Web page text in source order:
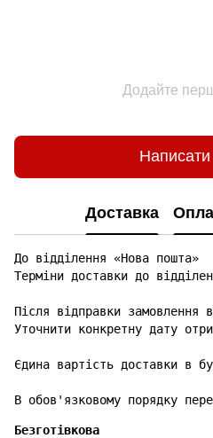
Додайте
Написати
Доставка
До відділення «Нова пошта»
Терміни доставки до
Після відправки замовлення
Уточнити конкретну дату
Єдина вартість доставки в
В обов'язковому порядку
Безготівкова